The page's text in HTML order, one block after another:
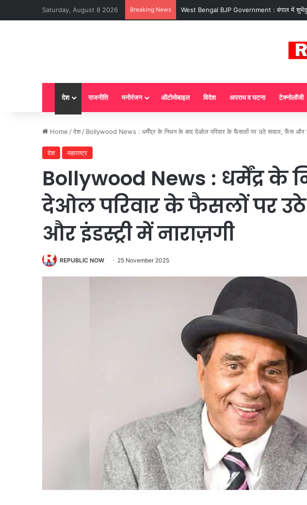
Saturday, August 8 2026 Breaking News LPG New Rules : आज से गैस सिलेंडर के 5 नए
देश राजनीति मनोरंजन ऑटोमोबाइल विदेश अपराध व घटना टेक्नोलॉजी
Home /देश / Bollywood News : धर्मेंद्र के निधन के बाद देओल परिवार के फैसलों पर उठे सवाल, फैंस और
देश महाराष्ट्र
Bollywood News : धर्मेंद्र के
देओल परिवार के फैसलों पर
और इंडस्ट्री में नाराज़गी
REPUBLIC NOW 25 November 2025